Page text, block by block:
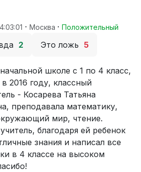
· Москва · Положительный
2 Это ложь 5
школе с 1 по 4 класс,
2016 году, классный
- Косарева Татьяна
преподавала математику,
мир, чтение.
благодаря ей ребенок
знания и написал все
в 4 классе на высоком